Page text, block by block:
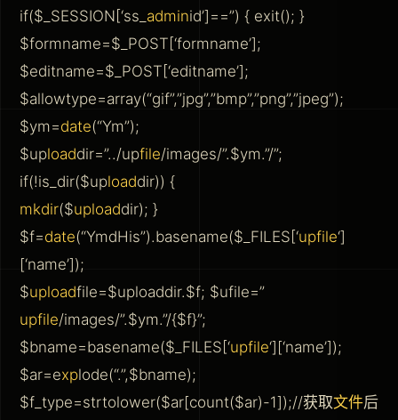
if($_SESSION[‘ss_ adminid’]==”) { exit(); }
$formname=$_POST[‘formname’];
$editname=$_POST[‘editname’];
$allowtype=array(“gif”,”jpg”,”bmp”,”png”,”jpeg”);
$ym=date(“Ym”);
$uploaddir=”../upfile/images/”.$ym.”/”;
if(!is_dir($uploaddir)) {
mkdir($uploaddir); }
$f=date(“YmdHis”).basename($_FILES[‘upfile‘]
[‘name’]);
$uploadfile=$uploaddir.$f; $ufile=”
upfile/images/”.$ym.”/{$f}”;
$bname=basename($_FILES[‘upfile‘][‘name’]);
$ar=explode(“.”,$bname);
$f_type=strtolower($ar[count($ar)-1]);//获取文件后